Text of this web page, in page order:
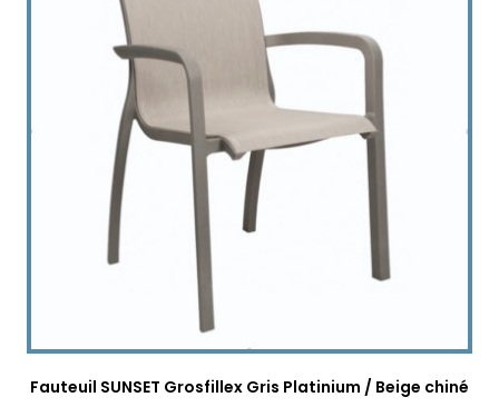
Fauteuil SUNSET Grosfillex Gris Platinium / Beige chiné